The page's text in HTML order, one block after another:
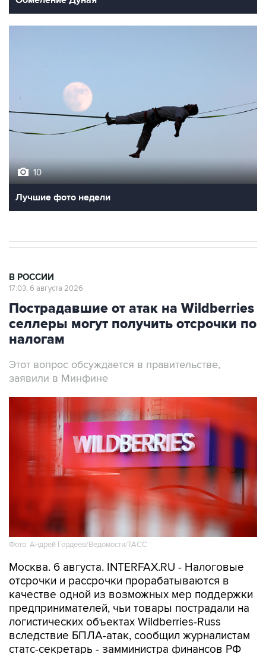
10
Лучшие фото недели
В РОССИИ
17:03, 6 августа 2026
Пострадавшие от атак на Wildberries
селлеры могут получить отсрочки по
налогам
Этот вопрос обсуждается в правительстве,
заявили в Минфине
Фото: Андрей Гордеев/Ведомости/ТАСС
Москва. 6 августа. INTERFAX.RU - Налоговые
отсрочки и рассрочки прорабатываются в
качестве одной из возможных мер поддержки
предпринимателей, чьи товары пострадали на
логистических объектах Wildberries-Russ
вследствие БПЛА-атак, сообщил журналистам
статс-секретарь - замминистра финансов РФ